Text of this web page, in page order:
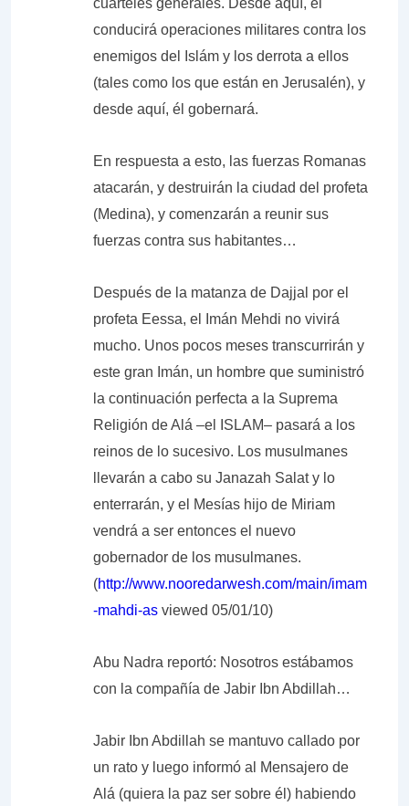
cuarteles generales. Desde aquí, él
conducirá operaciones militares contra los
enemigos del Islám y los derrota a ellos
(tales como los que están en Jerusalén), y
desde aquí, él gobernará.
En respuesta a esto, las fuerzas Romanas
atacarán, y destruirán la ciudad del profeta
(Medina), y comenzarán a reunir sus
fuerzas contra sus habitantes…
Después de la matanza de Dajjal por el
profeta Eessa, el Imán Mehdi no vivirá
mucho. Unos pocos meses transcurrirán y
este gran Imán, un hombre que suministró
la continuación perfecta a la Suprema
Religión de Alá –el ISLAM– pasará a los
reinos de lo sucesivo. Los musulmanes
llevarán a cabo su Janazah Salat y lo
enterrarán, y el Mesías hijo de Miriam
vendrá a ser entonces el nuevo
gobernador de los musulmanes.
(http://www.nooredarwesh.com/main/imam
-mahdi-as viewed 05/01/10)
Abu Nadra reportó: Nosotros estábamos
con la compañía de Jabir Ibn Abdillah…
Jabir Ibn Abdillah se mantuvo callado por
un rato y luego informó al Mensajero de
Alá (quiera la paz ser sobre él) habiendo